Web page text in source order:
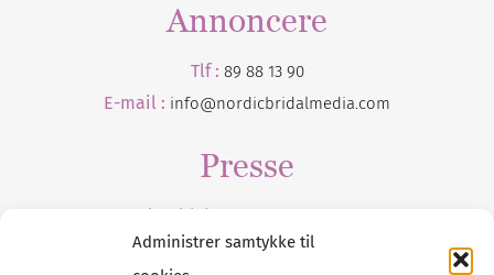
Administrer samtykke til
Annoncere
Tlf : 89 88 13 90
E-mail : info@nordicbridalmedia.com
Presse
Tilmeld dig vores